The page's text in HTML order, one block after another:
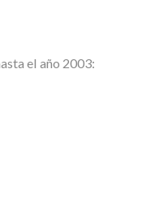
el año 2003: